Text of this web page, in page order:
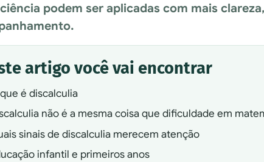
podem ser aplicadas com mais
artigo você vai encontrar
é discalculia
não é a mesma coisa que dificuldade em
sinais de discalculia merecem atenção
infantil e primeiros anos